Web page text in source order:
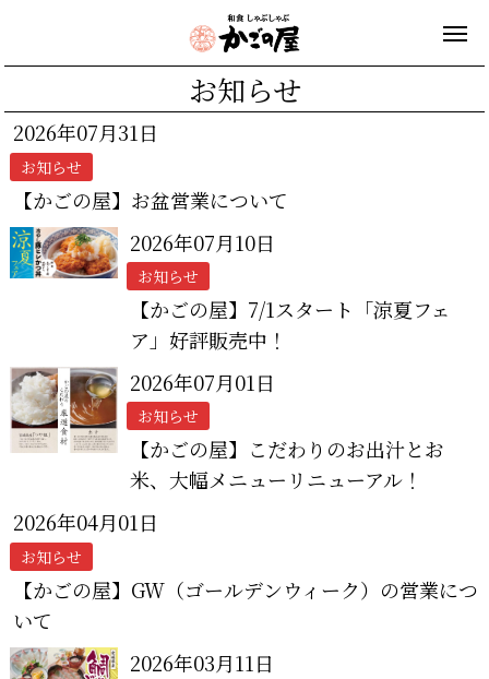
お知らせ
2026年07月31日
お知らせ
【かごの屋】お盆営業について
2026年07月10日
お知らせ
【かごの屋】7/1スタート「涼夏フェ
ア」好評販売中！
2026年07月01日
お知らせ
【かごの屋】こだわりのお出汁とお
米、大幅メニューリニューアル！
2026年04月01日
お知らせ
【かごの屋】GW（ゴールデンウィーク）の営業につ
いて
2026年03月11日